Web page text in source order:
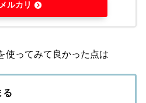
メルカリ
使ってみて良かった点は
る